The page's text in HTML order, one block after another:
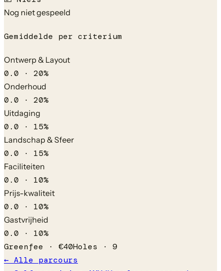
Nog niet gespeeld
Gemiddelde per criterium
Ontwerp & Layout
0.0 · 20%
Onderhoud
0.0 · 20%
Uitdaging
0.0 · 15%
Landschap & Sfeer
0.0 · 15%
Faciliteiten
0.0 · 10%
Prijs-kwaliteit
0.0 · 10%
Gastvrijheid
0.0 · 10%
Greenfee · €40Holes · 9
← Alle parcours